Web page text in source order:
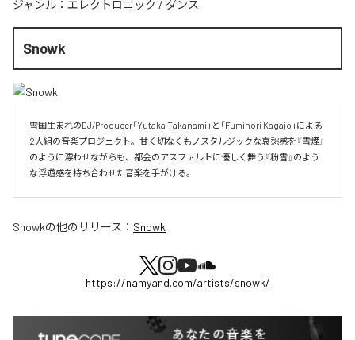
ジャンル： エレクトロニック / ダンス
Snowk
雪国生まれのDJ/Producer「Yutaka Takanami」と「Fuminori Kagajo」による
2人組の音楽プロジェクト。甘く切なくもノスタルジックな哀愁感を『雪煙』
のように漂わせながらも、都会のアスファルトに優しく舞う『粉雪』のよう
な浮遊感を持ち合わせた音楽を手がける。
Snowkの他のリリース： Snowk
https://namyand.com/artists/snowk/